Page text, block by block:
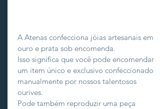
A Atenas confecciona jóias artesanais em
ouro e prata sob encomenda.
Isso significa que você pode encomendar
um item único e exclusivo confeccionado
manualmente por nossos talentosos
ourives.
Pode também reproduzir uma peça